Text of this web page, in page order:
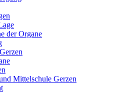
der Organe
Mittelschule Gerzen